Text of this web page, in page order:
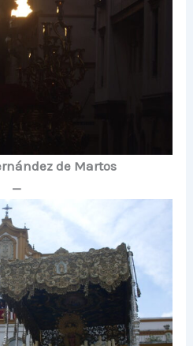
de Martos
—